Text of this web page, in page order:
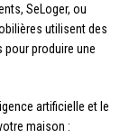
SeLoger, ou
utilisent des
produire une
artificielle et le
maison :